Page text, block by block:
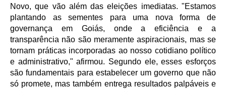
Novo, que vão além das eleições imediatas. "Estamos
plantando as sementes para uma nova forma de
governança em Goiás, onde a eficiência e a
transparência não são meramente aspiracionais, mas se
tornam práticas incorporadas ao nosso cotidiano político
e administrativo," afirmou. Segundo ele, esses esforços
são fundamentais para estabelecer um governo que não
só promete, mas também entrega resultados palpáveis e